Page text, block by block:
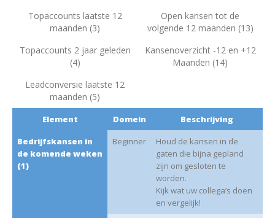
Topaccounts laatste 12
maanden (3)
Open kansen tot de
volgende 12 maanden (13)
Topaccounts 2 jaar geleden
(4)
Kansenoverzicht -12 en +12
Maanden (14)
Leadconversie laatste 12
maanden (5)
Element Domein
Beschrijving
Bedrijfskansen in
de komende weken
(1)
Beginner
Houd de kansen in de
gaten die bijna gepland
zijn om gesloten te
worden.
Kijk wat uw collega’s doen
en vergelijk!